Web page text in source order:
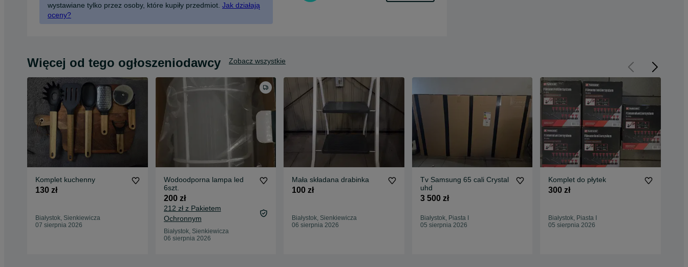
wystawiane tylko przez osoby, które kupiły przedmiot. Jak działają
oceny?
Więcej od tego ogłoszeniodawcy Zobacz wszystkie
Komplet kuchenny
130 zł
Białystok, Sienkiewicza
07 sierpnia 2026
Wodoodporna lampa led
6szt.
200 zł
212 zł z Pakietem
Ochronnym
Białystok, Sienkiewicza
06 sierpnia 2026
Mała składana drabinka
100 zł
Białystok, Sienkiewicza
06 sierpnia 2026
Tv Samsung 65 cali Crystal
uhd
3 500 zł
Białystok, Piasta I
05 sierpnia 2026
Komplet do płytek
300 zł
Białystok, Piasta I
05 sierpnia 2026